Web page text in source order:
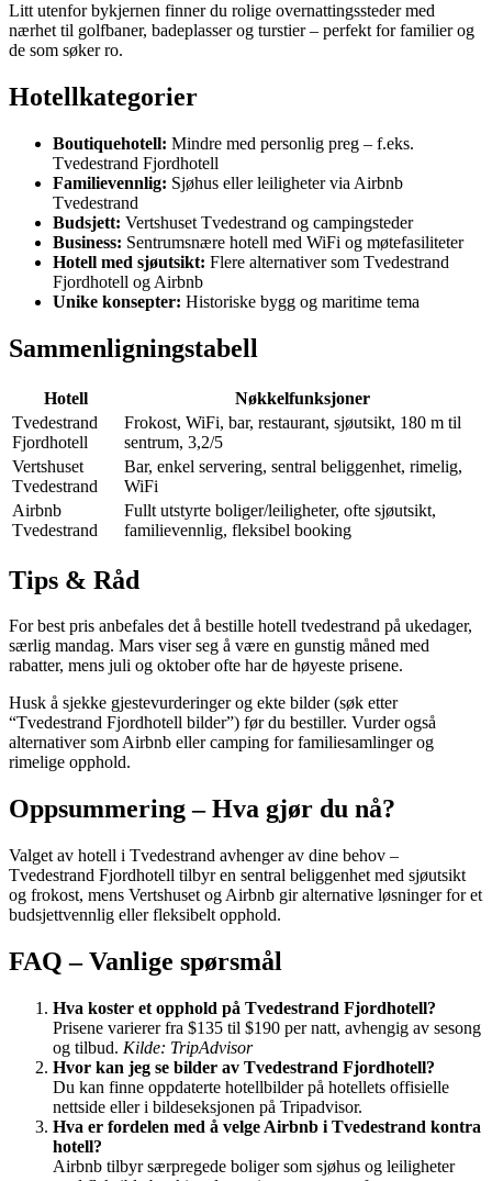
Litt utenfor bykjernen finner du rolige overnattingssteder med
nærhet til golfbaner, badeplasser og turstier – perfekt for familier og
de som søker ro.
Hotellkategorier
Boutiquehotell: Mindre med personlig preg – f.eks.
Tvedestrand Fjordhotell
Familievennlig: Sjøhus eller leiligheter via Airbnb
Tvedestrand
Budsjett: Vertshuset Tvedestrand og campingsteder
Business: Sentrumsnære hotell med WiFi og møtefasiliteter
Hotell med sjøutsikt: Flere alternativer som Tvedestrand
Fjordhotell og Airbnb
Unike konsepter: Historiske bygg og maritime tema
Sammenligningstabell
Hotell
Nøkkelfunksjoner
Tvedestrand
Fjordhotell
Frokost, WiFi, bar, restaurant, sjøutsikt, 180 m til
sentrum, 3,2/5
Vertshuset
Tvedestrand
Bar, enkel servering, sentral beliggenhet, rimelig,
WiFi
Airbnb
Tvedestrand
Fullt utstyrte boliger/leiligheter, ofte sjøutsikt,
familievennlig, fleksibel booking
Tips & Råd
For best pris anbefales det å bestille hotell tvedestrand på ukedager,
særlig mandag. Mars viser seg å være en gunstig måned med
rabatter, mens juli og oktober ofte har de høyeste prisene.
Husk å sjekke gjestevurderinger og ekte bilder (søk etter
“Tvedestrand Fjordhotell bilder”) før du bestiller. Vurder også
alternativer som Airbnb eller camping for familiesamlinger og
rimelige opphold.
Oppsummering – Hva gjør du nå?
Valget av hotell i Tvedestrand avhenger av dine behov –
Tvedestrand Fjordhotell tilbyr en sentral beliggenhet med sjøutsikt
og frokost, mens Vertshuset og Airbnb gir alternative løsninger for et
budsjettvennlig eller fleksibelt opphold.
FAQ – Vanlige spørsmål
Hva koster et opphold på Tvedestrand Fjordhotell?
Prisene varierer fra $135 til $190 per natt, avhengig av sesong
og tilbud. Kilde: TripAdvisor
Hvor kan jeg se bilder av Tvedestrand Fjordhotell?
Du kan finne oppdaterte hotellbilder på hotellets offisielle
nettside eller i bildeseksjonen på Tripadvisor.
Hva er fordelen med å velge Airbnb i Tvedestrand kontra
hotell?
Airbnb tilbyr særpregede boliger som sjøhus og leiligheter